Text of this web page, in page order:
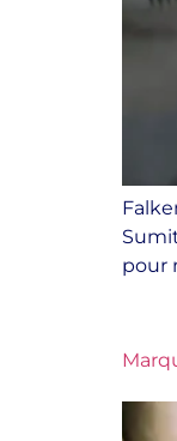
pour